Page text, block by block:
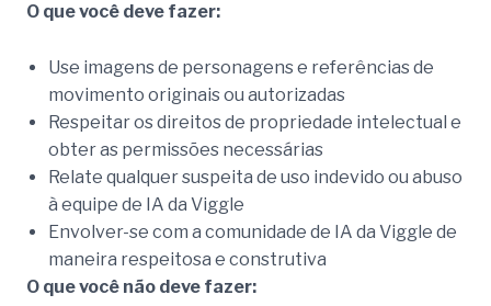
O que você deve fazer:
Use imagens de personagens e referências de
movimento originais ou autorizadas
Respeitar os direitos de propriedade intelectual e
obter as permissões necessárias
Relate qualquer suspeita de uso indevido ou abuso
à equipe de IA da Viggle
Envolver-se com a comunidade de IA da Viggle de
maneira respeitosa e construtiva
O que você não deve fazer: